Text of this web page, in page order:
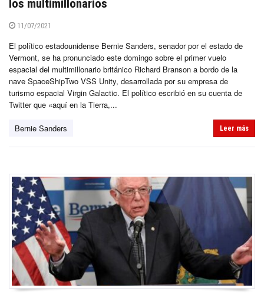
los multimillonarios
11/07/2021
El político estadounidense Bernie Sanders, senador por el estado de
Vermont, se ha pronunciado este domingo sobre el primer vuelo
espacial del multimillonario británico Richard Branson a bordo de la
nave SpaceShipTwo VSS Unity, desarrollada por su empresa de
turismo espacial Virgin Galactic. El político escribió en su cuenta de
Twitter que «aquí en la Tierra,...
Bernie Sanders Leer más